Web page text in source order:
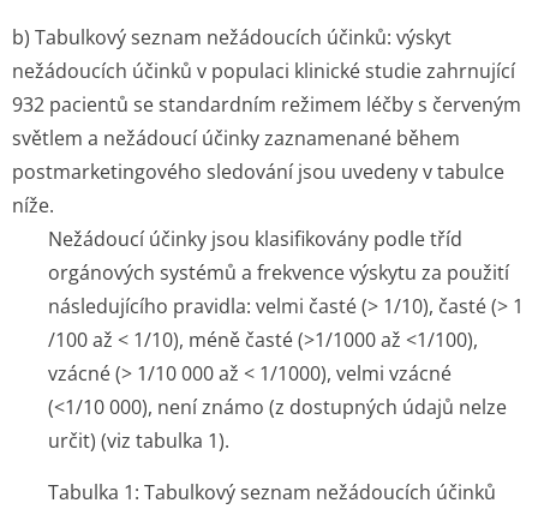
b) Tabulkový seznam nežádoucích účinků: výskyt
nežádoucích účinků v populaci klinické studie zahrnující
932 pacientů se standardním režimem léčby s červeným
světlem a nežádoucí účinky zaznamenané během
postmarketingového sledování jsou uvedeny v tabulce
níže.
Nežádoucí účinky jsou klasifikovány podle tříd
orgánových systémů a frekvence výskytu za použití
následujícího pravidla: velmi časté (> 1/10), časté (> 1
/100 až < 1/10), méně časté (>1/1000 až <1/100),
vzácné (> 1/10 000 až < 1/1000), velmi vzácné
(<1/10 000), není známo (z dostupných údajů nelze
určit) (viz tabulka 1).
Tabulka 1: Tabulkový seznam nežádoucích účinků